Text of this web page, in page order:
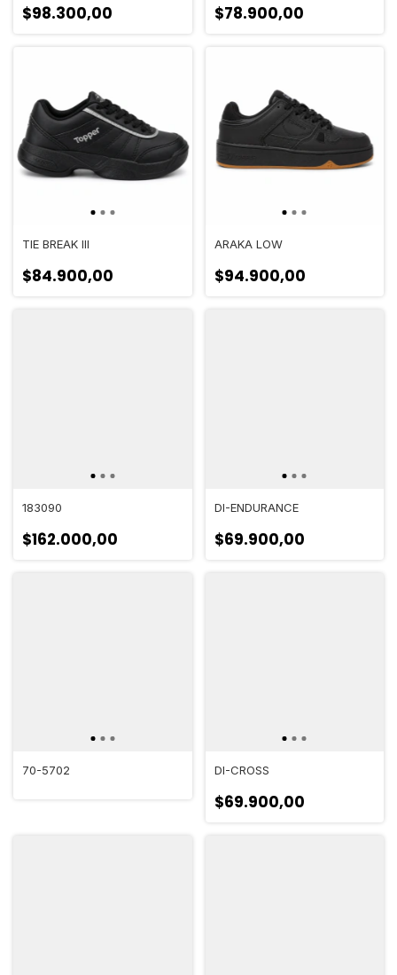
$98.300,00 $78.900,00
TIE BREAK III
$84.900,00
ARAKA LOW
$94.900,00
183090
$162.000,00
DI-ENDURANCE
$69.900,00
70-5702 DI-CROSS
$69.900,00